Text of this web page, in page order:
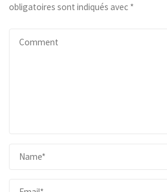
obligatoires sont indiqués avec *